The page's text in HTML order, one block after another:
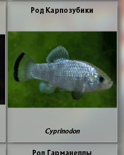
Род Кар­по­зу­би­ки
Cyprinodon
Род Гар­ма­нел­лы